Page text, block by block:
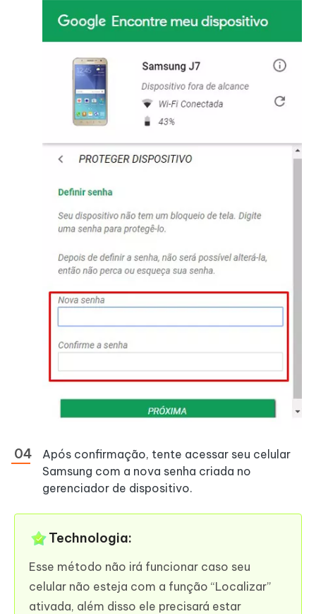
Após confirmação, tente acessar seu celular
Samsung com a nova senha criada no
gerenciador de dispositivo.
Technologia:
Esse método não irá funcionar caso seu
celular não esteja com a função “Localizar”
ativada, além disso ele precisará estar